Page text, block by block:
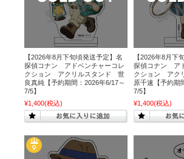
【2026年8月下旬頃発送予定】名
探偵コナン アドベンチャーコレ
クション アクリルスタンド 世
良真純【予約期間：2026年6/17～
7/5】
¥1,400(税込)
【2026年8月下
探偵コナン ア
クション アク
原千速【予約期
7/5】
¥1,400(税込)